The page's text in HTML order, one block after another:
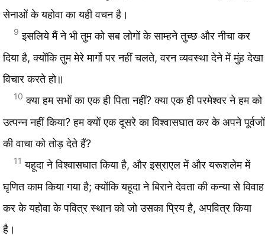
सेनाओं के यहोवा का यही वचन है।
9 इसलिये मैं ने भी तुम को सब लोगों के साम्हने तुच्छ और नीचा कर
दिया है, क्योंकि तुम मेरे मार्गो पर नहीं चलते, वरन व्यवस्था देने में मुंह देखा
विचार करते हो॥
10 क्या हम सभों का एक ही पिता नहीं? क्या एक ही परमेश्वर ने हम को
उत्पन्न नहीं किया? हम क्यों एक दूसरे का विश्वासघात कर के अपने पूर्वजों
की वाचा को तोड़ देते हैं?
11 यहूदा ने विश्वासघात किया है, और इस्राएल में और यरूशलेम में
घृणित काम किया गया है; क्योंकि यहूदा ने बिराने देवता की कन्या से विवाह
कर के यहोवा के पवित्र स्थान को जो उसका प्रिय है, अपवित्र किया
है।